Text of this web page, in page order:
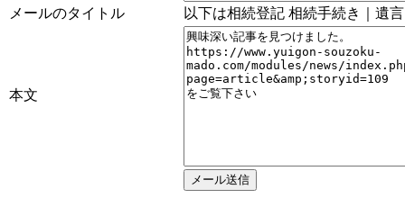
メールのタイトル
以下は相続登記 相続手続き｜遺
本文